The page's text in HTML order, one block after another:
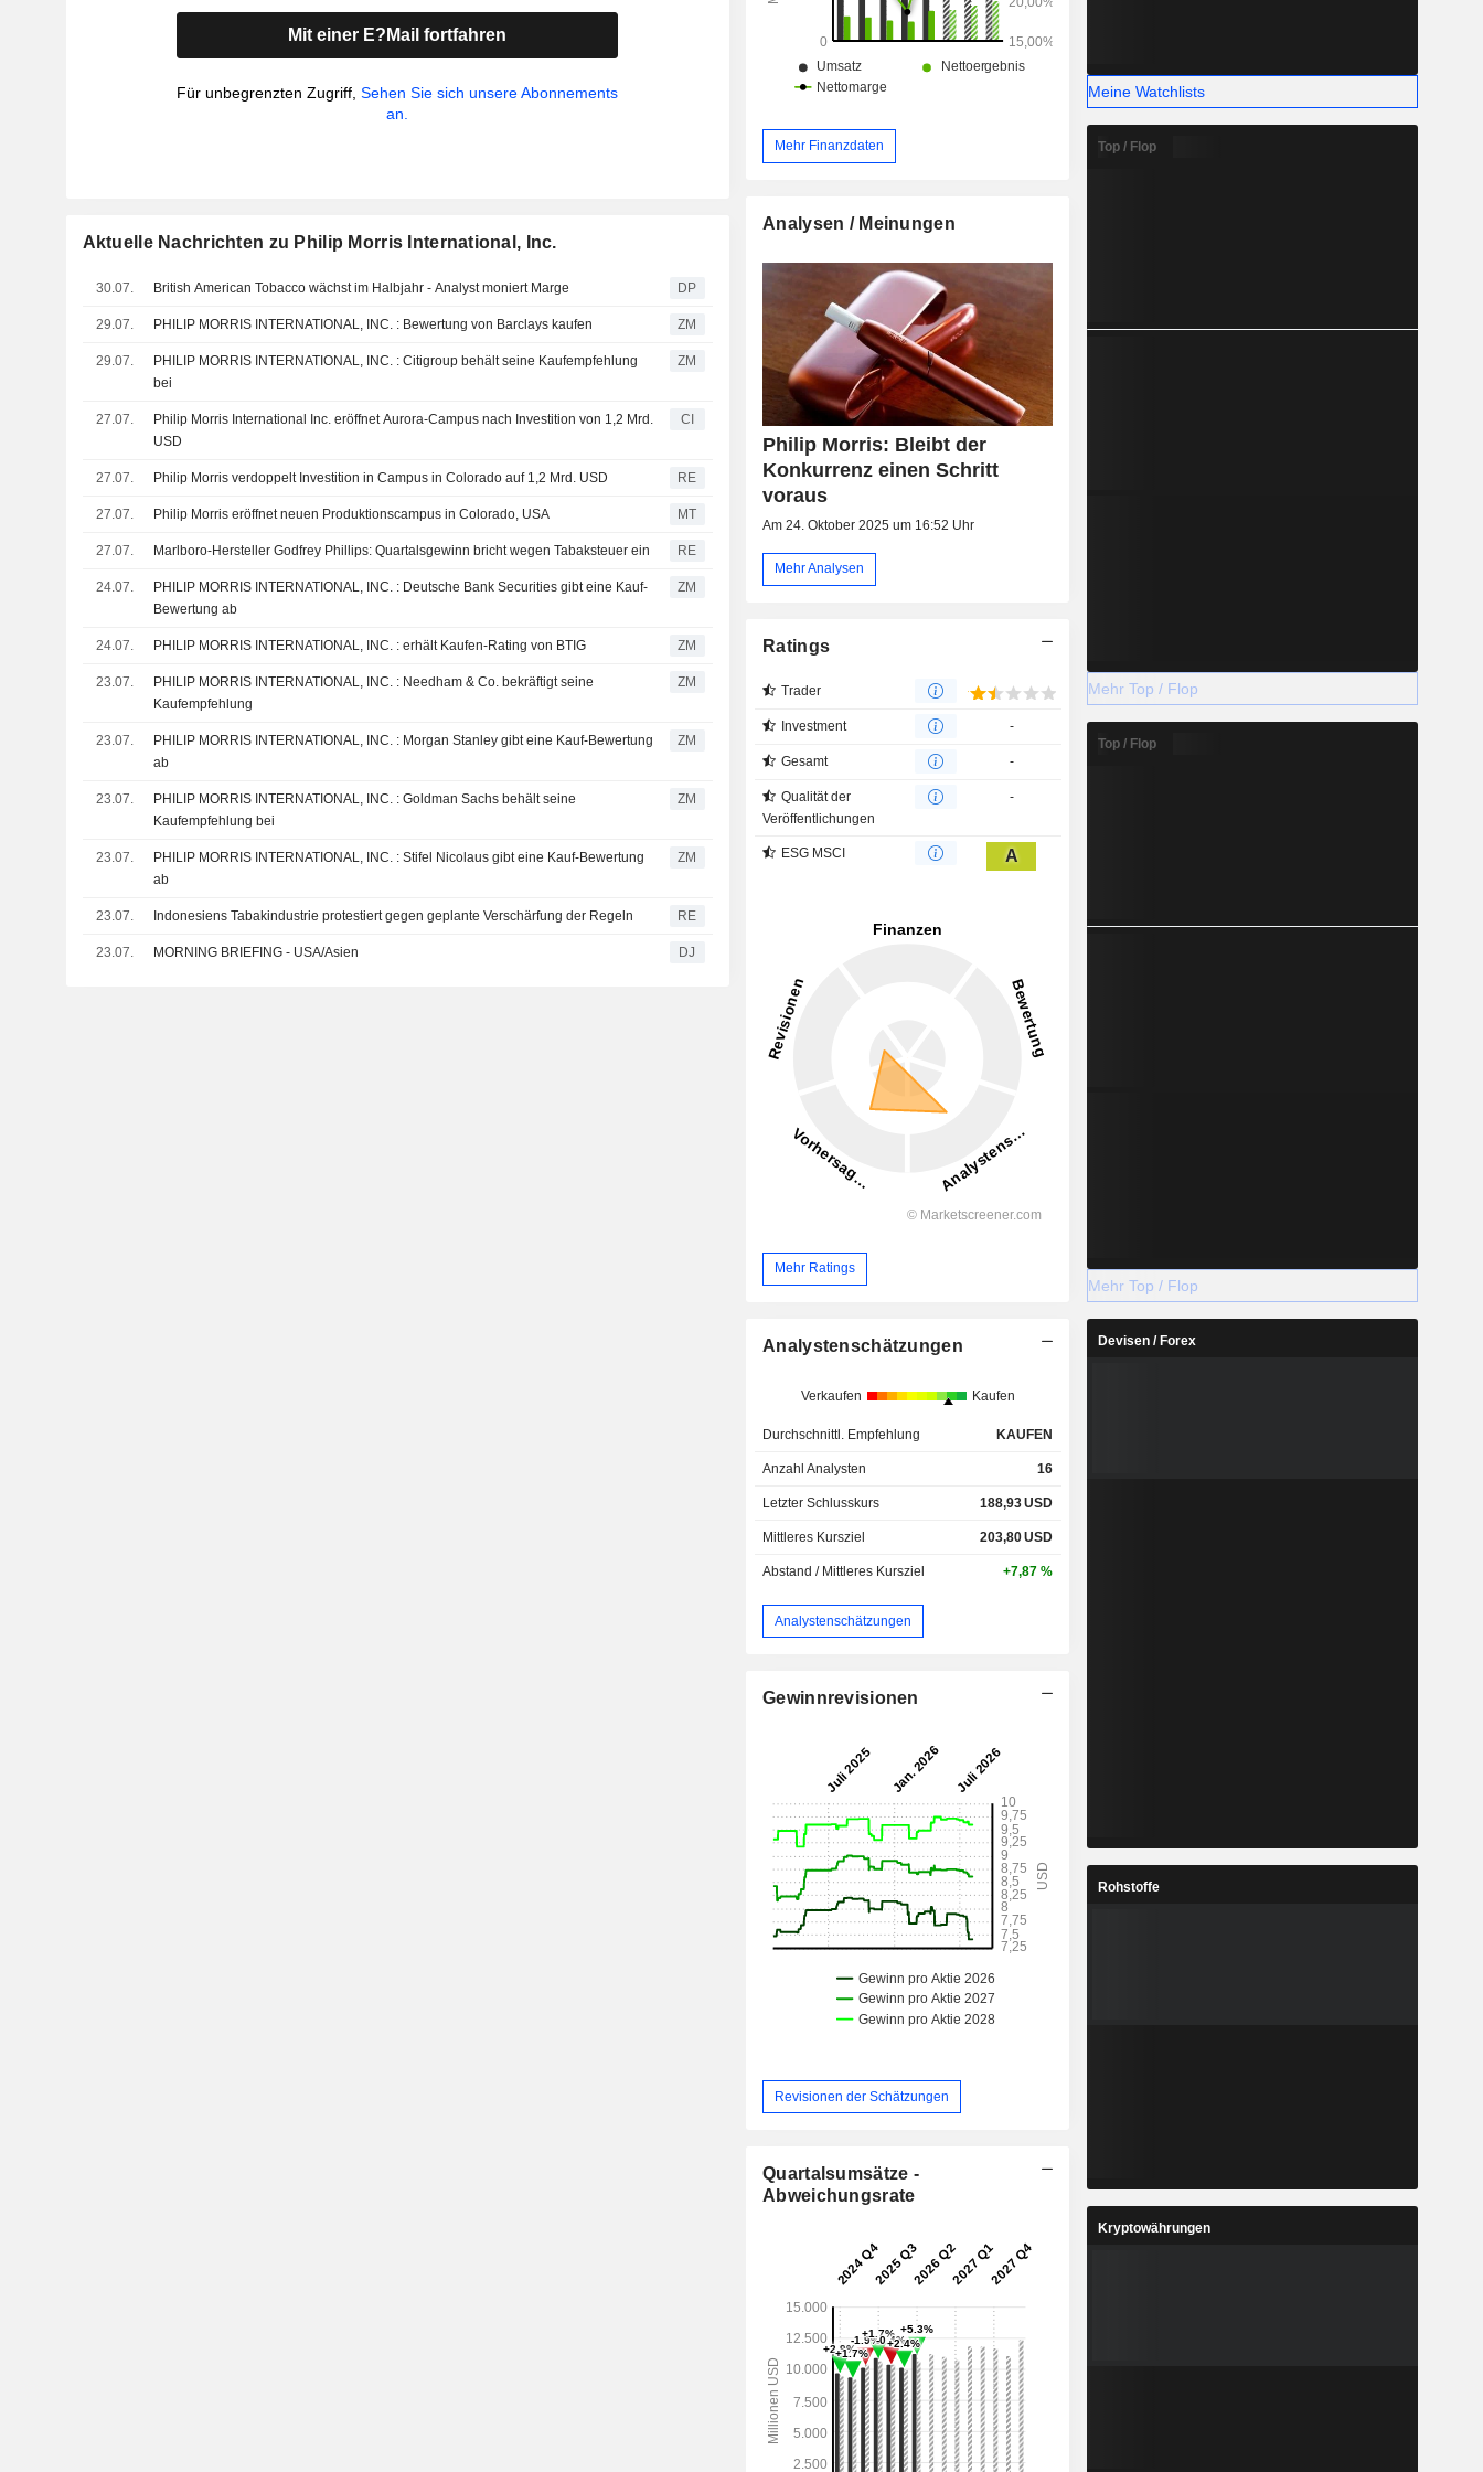
Mit einer E?Mail fortfahren
Für unbegrenzten Zugriff,Sehen Sie sich unsere Abonnements
an.
Aktuelle Nachrichten zu Philip Morris International, Inc.
30.07. British American Tobacco wächst im Halbjahr - Analyst moniert Marge DP
29.07. PHILIP MORRIS INTERNATIONAL, INC. : Bewertung von Barclays kaufen ZM
29.07.
PHILIP MORRIS INTERNATIONAL, INC. : Citigroup behält seine Kaufempfehlung
bei
ZM
27.07.
Philip Morris International Inc. eröffnet Aurora-Campus nach Investition von 1,2 Mrd.
USD
CI
27.07. Philip Morris verdoppelt Investition in Campus in Colorado auf 1,2 Mrd. USD RE
27.07. Philip Morris eröffnet neuen Produktionscampus in Colorado, USA MT
27.07. Marlboro-Hersteller Godfrey Phillips: Quartalsgewinn bricht wegen Tabaksteuer ein RE
24.07.
PHILIP MORRIS INTERNATIONAL, INC. : Deutsche Bank Securities gibt eine Kauf-
Bewertung ab
ZM
24.07. PHILIP MORRIS INTERNATIONAL, INC. : erhält Kaufen-Rating von BTIG ZM
23.07.
PHILIP MORRIS INTERNATIONAL, INC. : Needham & Co. bekräftigt seine
Kaufempfehlung
ZM
23.07.
PHILIP MORRIS INTERNATIONAL, INC. : Morgan Stanley gibt eine Kauf-Bewertung
ab
ZM
23.07.
PHILIP MORRIS INTERNATIONAL, INC. : Goldman Sachs behält seine
Kaufempfehlung bei
ZM
23.07.
PHILIP MORRIS INTERNATIONAL, INC. : Stifel Nicolaus gibt eine Kauf-Bewertung
ab
ZM
23.07. Indonesiens Tabakindustrie protestiert gegen geplante Verschärfung der Regeln RE
23.07. MORNING BRIEFING - USA/Asien DJ
Mehr Finanzdaten
Analysen / Meinungen
Philip Morris: Bleibt der
Konkurrenz einen Schritt
voraus
Am 24. Oktober 2025 um 16:52 Uhr
Mehr Analysen
Ratings
Trader
Investment -
Gesamt -
Qualität der
Veröffentlichungen
-
ESG MSCI A
Mehr Ratings
Analystenschätzungen
Verkaufen Kaufen
Durchschnittl. Empfehlung KAUFEN
Anzahl Analysten 16
Letzter Schlusskurs 188,93USD
Mittleres Kursziel 203,80USD
Abstand / Mittleres Kursziel +7,87 %
Analystenschätzungen
Gewinnrevisionen
Revisionen der Schätzungen
Quartalsumsätze -
Abweichungsrate
Meine Watchlists
Top / Flop
Mehr Top / Flop
Top / Flop
Mehr Top / Flop
Devisen / Forex
Rohstoffe
Kryptowährungen